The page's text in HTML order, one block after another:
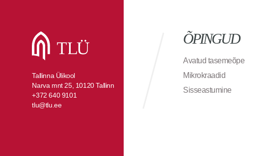
Tallinna Ülikool
Narva mnt 25, 10120 Tallinn
+372 640 9101
tlu@tlu.ee
ÕPINGUD
Avatud tasemeõpe
Mikrokraadid
Sisseastumine